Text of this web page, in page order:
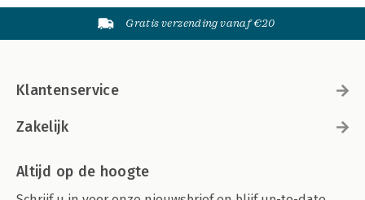
Gratis verzending vanaf €20
Klantenservice
Zakelijk
Altijd op de hoogte